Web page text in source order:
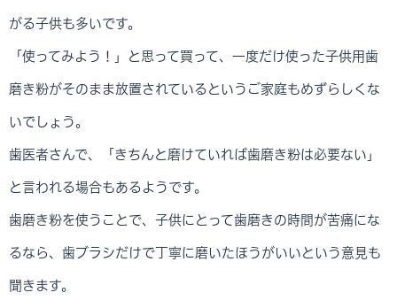
がる子供も多いです。
「使ってみよう！」と思って買って、一度だけ使った子供用歯
磨き粉がそのまま放置されているというご家庭もめずらしくな
いでしょう。
歯医者さんで、「きちんと磨けていれば歯磨き粉は必要ない」
と言われる場合もあるようです。
歯磨き粉を使うことで、子供にとって歯磨きの時間が苦痛にな
るなら、歯ブラシだけで丁寧に磨いたほうがいいという意見も
聞きます。